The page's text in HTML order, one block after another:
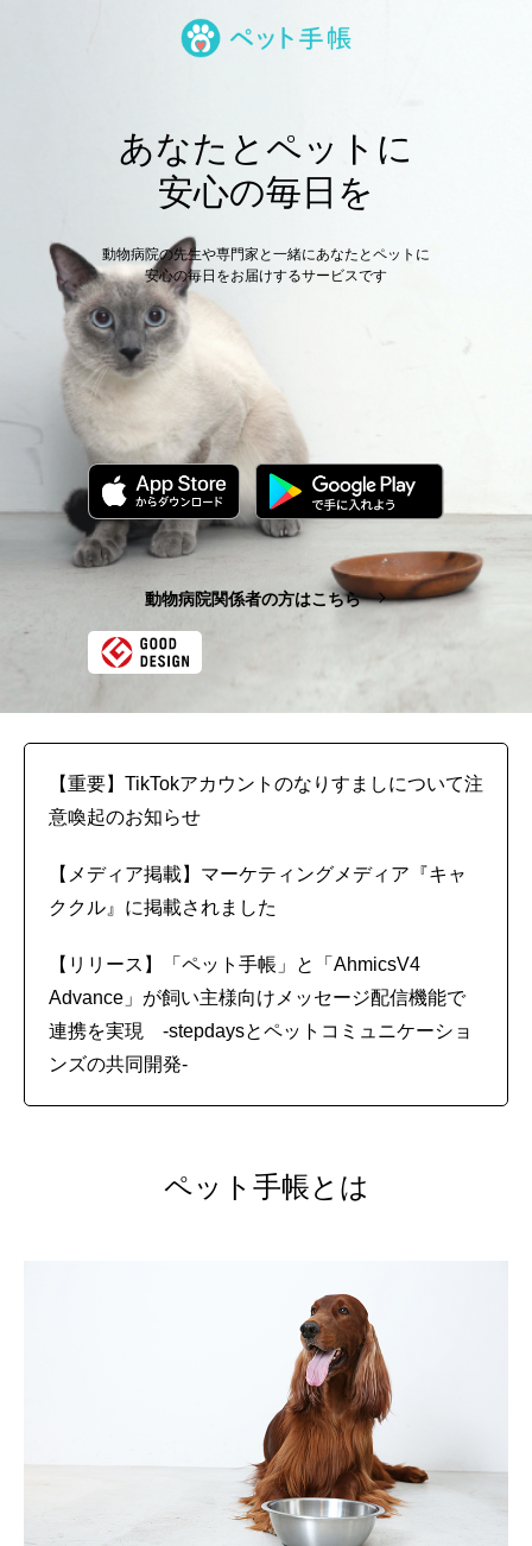
あなたとペットに
安心の毎日を
動物病院の先生や専門家と一緒にあなたとペットに
安心の毎日をお届けするサービスです
動物病院関係者の方はこちら
【重要】TikTokアカウントのなりすましについて注
意喚起のお知らせ
【メディア掲載】マーケティングメディア『キャ
ククル』に掲載されました
【リリース】「ペット手帳」と「AhmicsV4
Advance」が飼い主様向けメッセージ配信機能で
連携を実現 -stepdaysとペットコミュニケーショ
ンズの共同開発-
ペット手帳とは